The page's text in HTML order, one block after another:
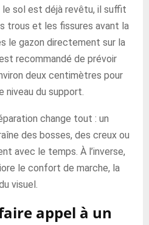
sol est déjà revêtu, il suffit
trous et les fissures avant la
le gazon directement sur la
recommandé de prévoir
deux centimètres pour
niveau du support.
change tout : un
des bosses, des creux ou
avec le temps. À l’inverse,
le confort de marche, la
visuel.
appel à un